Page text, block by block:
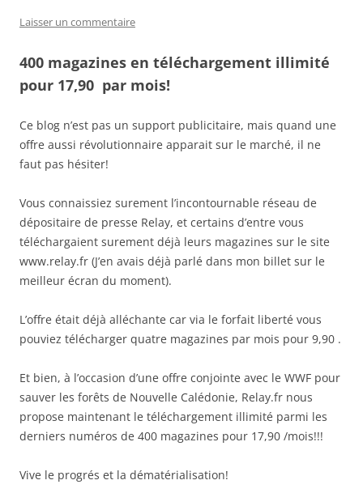
Laisser un commentaire
400 magazines en téléchargement illimité
pour 17,90  par mois!
Ce blog n’est pas un support publicitaire, mais quand une
offre aussi révolutionnaire apparait sur le marché, il ne
faut pas hésiter!
Vous connaissiez surement l’incontournable réseau de
dépositaire de presse Relay, et certains d’entre vous
téléchargaient surement déjà leurs magazines sur le site
www.relay.fr (J’en avais déjà parlé dans mon billet sur le
meilleur écran du moment).
L’offre était déjà alléchante car via le forfait liberté vous
pouviez télécharger quatre magazines par mois pour 9,90 .
Et bien, à l’occasion d’une offre conjointe avec le WWF pour
sauver les forêts de Nouvelle Calédonie, Relay.fr nous
propose maintenant le téléchargement illimité parmi les
derniers numéros de 400 magazines pour 17,90 /mois!!!
Vive le progrés et la dématérialisation!